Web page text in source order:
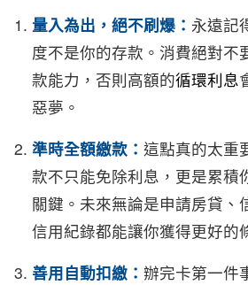
量入為出，絕不刷爆： 永遠記
度不是你的存款。消費絕對不
款能力，否則高額的循環利息
惡夢。
準時全額繳款： 這點真的太重
款不只能免除利息，更是累積
關鍵。未來無論是申請房貸、
信用紀錄都能讓你獲得更好的
善用自動扣繳： 辦完卡第一件